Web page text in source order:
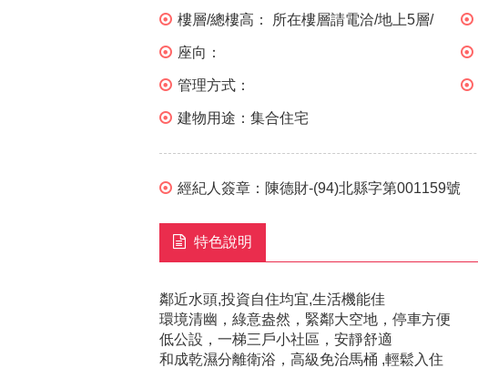
樓層/總樓高： 所在樓層請電洽/地上5層/
座向：
管理方式：
建物用途： 集合住宅
經紀人簽章： 陳德財-(94)北縣字第001159號
特色說明
鄰近水頭,投資自住均宜,生活機能佳
環境清幽，綠意盎然，緊鄰大空地，停車方便
低公設，一梯三戶小社區，安靜舒適
和成乾濕分離衛浴，高級免治馬桶 ,輕鬆入住